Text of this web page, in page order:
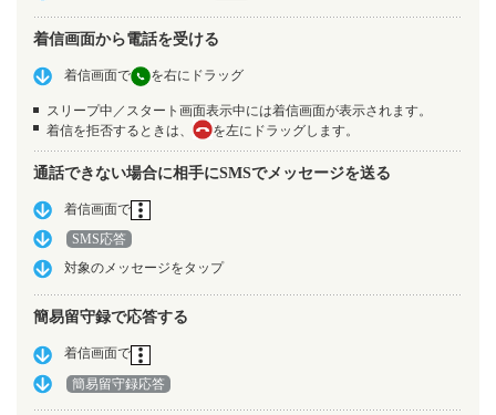
着信画面から電話を受ける
着信画面で を右にドラッグ
スリープ中／スタート画面表示中には着信画面が表示されます。
着信を拒否するときは、
を左にドラッグします。
通話できない場合に相手にSMSでメッセージを送る
着信画面で
SMS応答
対象のメッセージをタップ
簡易留守録で応答する
着信画面で
簡易留守録応答